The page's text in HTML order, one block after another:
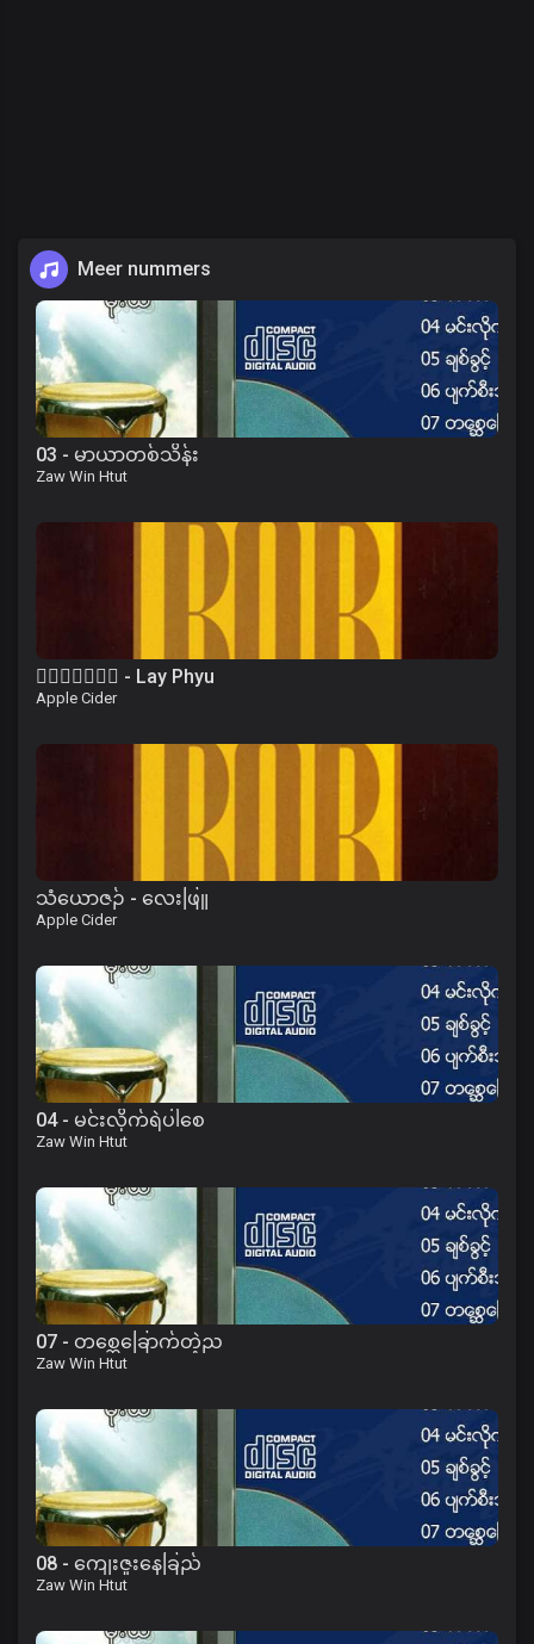
Meer nummers
03 - မာယာတစ်သိန်း
Zaw Win Htut
၀ိေရာဓိ - Lay Phyu
Apple Cider
သံယောဇဉ် - လေးဖြူ
Apple Cider
04 - မင်းလိုက်ရဲပါစေ
Zaw Win Htut
07 - တစ္ဆေခြောက်တဲ့ည
Zaw Win Htut
08 - ကျေးဇူးနေခြည်
Zaw Win Htut